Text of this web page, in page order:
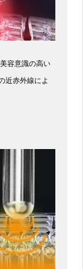
容意識の高い
近赤外線によ